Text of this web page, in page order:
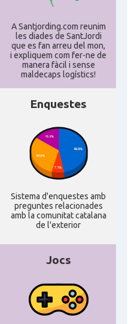
Catalan Society
(NACS)
a New York
a Silicon Valley
Washington DC
Govern als Estats
del Govern als Estats
A Santjording.com reunim
les diades de SantJordi
que es fan arreu del mon,
i expliquem com fer-ne de
manera fàcil i sense
maldecaps logí­stics!
Enquestes
Sistema d'enquestes amb
preguntes relacionades
amb la comunitat catalana
de l'exterior
Jocs